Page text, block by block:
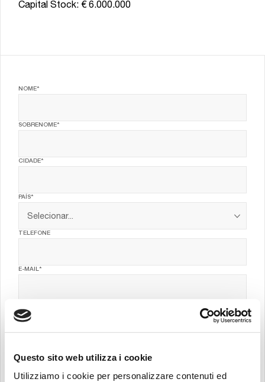
Questo sito web utilizza i cookie
Utilizziamo i cookie per personalizzare contenuti ed
Capital Stock: € 6.000.000
NOME*
SOBRENOME*
CIDADE*
PAÍS*
TELEFONE
E-MAIL*